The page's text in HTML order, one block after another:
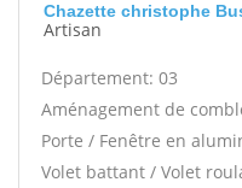
Chazette christophe
Artisan
Département: 03
Aménagement de
Porte / Fenêtre en
Volet battant / Volet